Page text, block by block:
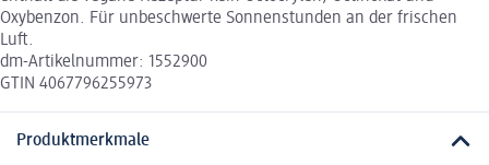
Oxybenzon. Für unbeschwerte Sonnenstunden an der frischen
Luft.
dm-Artikelnummer: 1552900
GTIN 4067796255973
Produktmerkmale